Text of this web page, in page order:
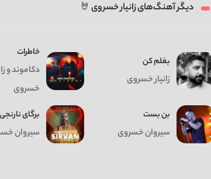
دیگر آهنگ‌های زانیار خسروی 🤘
بغلم کن
زانیار خسروی
خاطرات
دکاموند و
خسروی
بن بست
سیروان خسروی
برگای
سیروان